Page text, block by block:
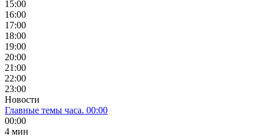
15:00
16:00
17:00
18:00
19:00
20:00
21:00
22:00
23:00
Новости
Главные темы часа. 00:00
00:00
4 мин